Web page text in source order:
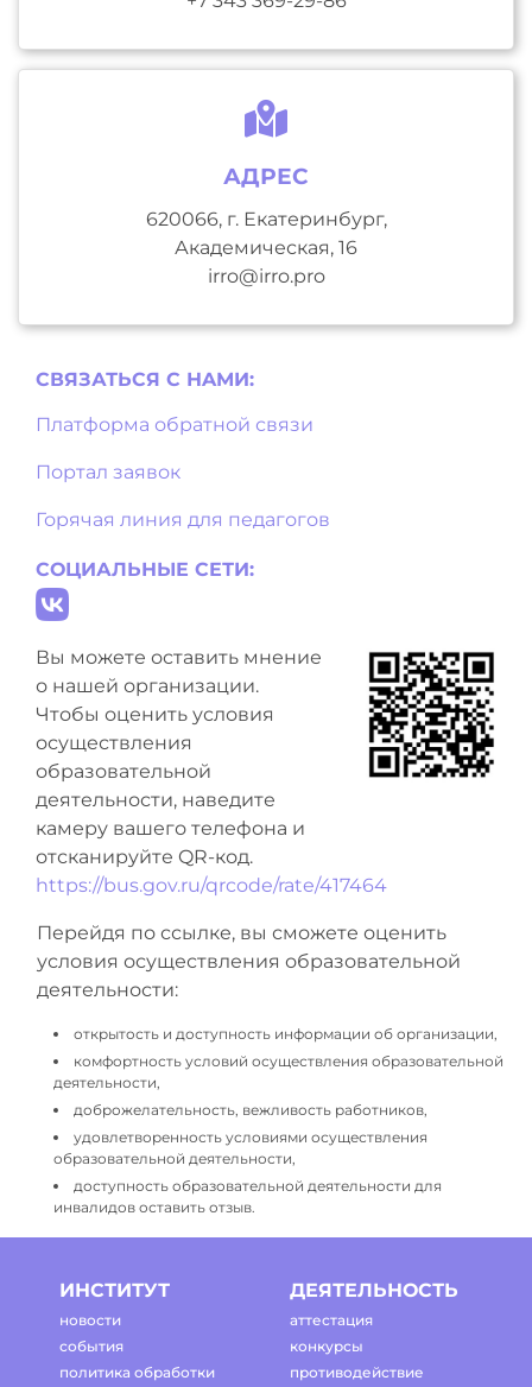
АДРЕС
620066, г. Екатеринбург,
Академическая, 16
irro@irro.pro
СВЯЗАТЬСЯ С НAМИ:
Платформа обратной связи
Портал заявок
Горячая линия для педагогов
СОЦИАЛЬНЫЕ СЕТИ:
Вы можете оставить мнение
о нашей организации.
Чтобы оценить условия
осуществления
образовательной
деятельности, наведите
камеру вашего телефона и
отсканируйте QR-код.
https://bus.gov.ru/qrcode/rate/417464
Перейдя по ссылке, вы сможете оценить
условия осуществления образовательной
деятельности:
открытость и доступность информации об организации,
комфортность условий осуществления образовательной
деятельности,
доброжелательность, вежливость работников,
удовлетворенность условиями осуществления
образовательной деятельности,
доступность образовательной деятельности для
инвалидов оставить отзыв.
ИНСТИТУТ
новости
события
политика обработки
ДЕЯТЕЛЬНОСТЬ
аттестация
конкурсы
противодействие